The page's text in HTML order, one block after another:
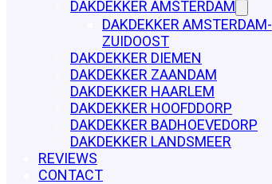
DAKDEKKER AMSTERDAM
DAKDEKKER AMSTERDAM-
ZUIDOOST
DAKDEKKER DIEMEN
DAKDEKKER ZAANDAM
DAKDEKKER HAARLEM
DAKDEKKER HOOFDDORP
DAKDEKKER BADHOEVEDORP
DAKDEKKER LANDSMEER
REVIEWS
CONTACT